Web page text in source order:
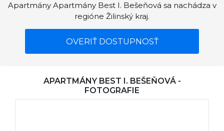
Apartmány Apartmány Best I. Bešeňová sa nachádza v
regióne Žilinský kraj.
OVERIŤ DOSTUPNOSŤ
APARTMÁNY BEST I. BEŠEŇOVÁ -
FOTOGRAFIE